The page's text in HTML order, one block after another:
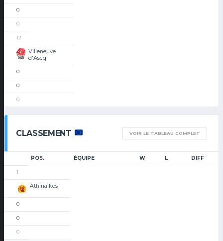
0
0
12
Villeneuve
d'Ascq
0
0
0
CLASSEMENT VOIR LE TABLEAU COMPLET
POS. ÉQUIPE W L DIFF
1
Athinaikos
0
0
0